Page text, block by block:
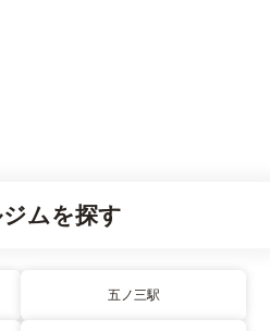
ムを探す
五ノ三駅